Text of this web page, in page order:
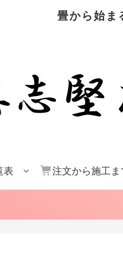
畳から始ま
表 注文から施工ま